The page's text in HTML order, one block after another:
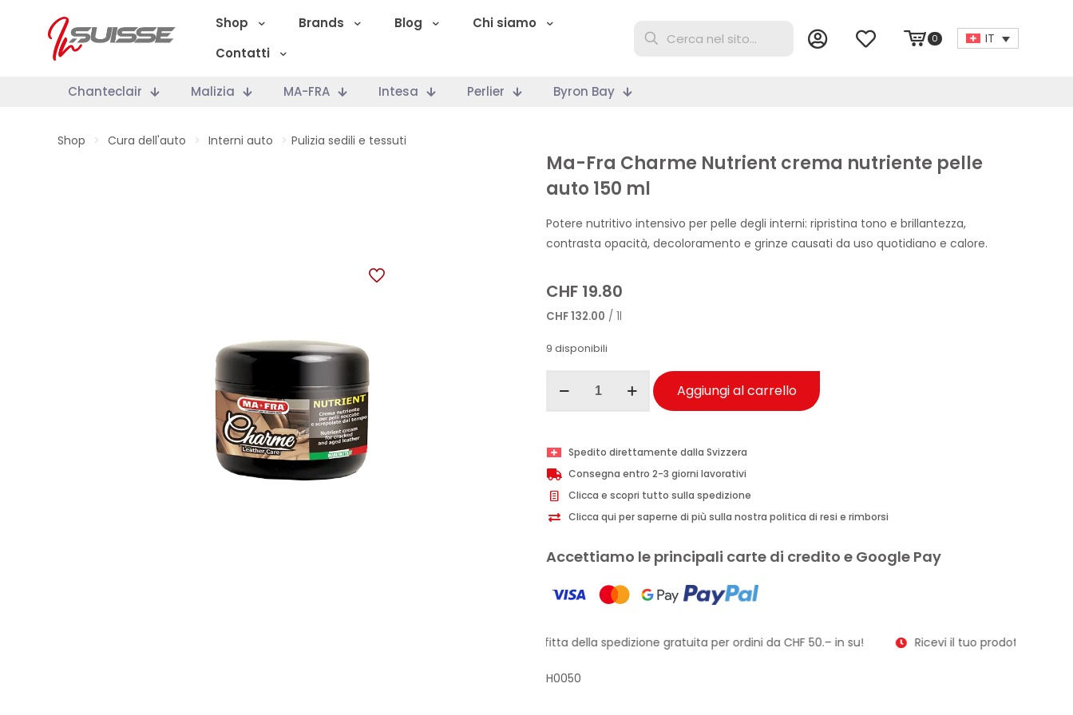
Shop Brands Blog
Chi siamo
Contatti
0 IT
Chanteclair Malizia MA-FRA Intesa Perlier Byron Bay
Shop > Cura dell'auto > Interni auto > Pulizia sedili e tessuti
Ma-Fra Charme Nutrient crema nutriente pelle
auto 150 ml
Potere nutritivo intensivo per pelle degli interni: ripristina tono e brillantezza,
contrasta opacità, decoloramento e grinze causati da uso quotidiano e calore.
CHF 19.80
CHF132.00 / 1l
9 disponibili
crema
nutriente
pelle
auto
ml
Aggiungi al carrello
Spedito direttamente dalla Svizzera
Consegna entro 2-3 giorni lavorativi
Clicca e scopri tutto sulla spedizione
Clicca qui per saperne di più sulla nostra politica di resi e rimborsi
Accettiamo le principali carte di credito e Google Pay
Approfitta della spedizione gratuita per ordini da CHF 50.– in su! Ricevi il tuo prodotto in soli
H0050